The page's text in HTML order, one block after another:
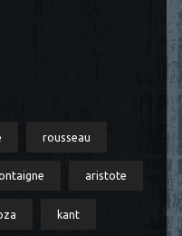
rousseau
aristote
kant